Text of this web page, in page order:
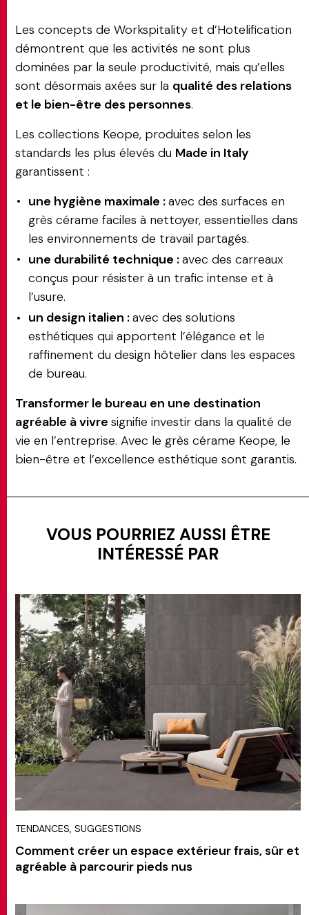
Les concepts de Workspitality et d’Hotelification
démontrent que les activités ne sont plus
dominées par la seule productivité, mais qu’elles
sont désormais axées sur la qualité des relations
et le bien-être des personnes.
Les collections Keope, produites selon les
standards les plus élevés du Made in Italy
garantissent :
une hygiène maximale :avec des surfaces en
grès cérame faciles à nettoyer, essentielles dans
les environnements de travail partagés.
une durabilité technique :avec des carreaux
conçus pour résister à un trafic intense et à
l’usure.
un design italien :avec des solutions
esthétiques qui apportent l’élégance et le
raffinement du design hôtelier dans les espaces
de bureau.
Transformer le bureau en une destination
agréable à vivre signifie investir dans la qualité de
vie en l’entreprise. Avec le grès cérame Keope, le
bien-être et l’excellence esthétique sont garantis.
VOUS POURRIEZ AUSSI ÊTRE
INTÉRESSÉ PAR
TENDANCES, SUGGESTIONS
Comment créer un espace extérieur frais, sûr et
agréable à parcourir pieds nus